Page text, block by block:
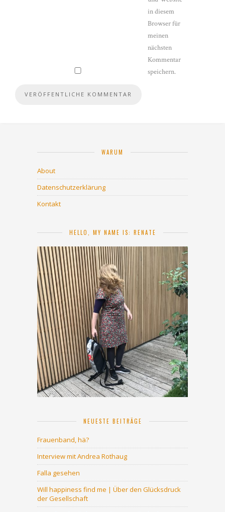
in diesem
Browser für
meinen
nächsten
Kommentar
speichern.
WARUM
About
Datenschutzerklärung
Kontakt
HELLO, MY NAME IS: RENATE
NEUESTE BEITRÄGE
Frauenband, hä?
Interview mit Andrea Rothaug
Falla gesehen
Will happiness find me | Über den Glücksdruck
der Gesellschaft